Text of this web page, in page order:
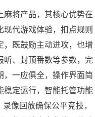
将产品，其核心优势在
代游戏体验，扣点规则
既鼓励主动进攻，也增
听、封顶番数等参数，完
，一应俱全，操作界面简
稳定运行，智能托管功能
像回放确保公平竞技，